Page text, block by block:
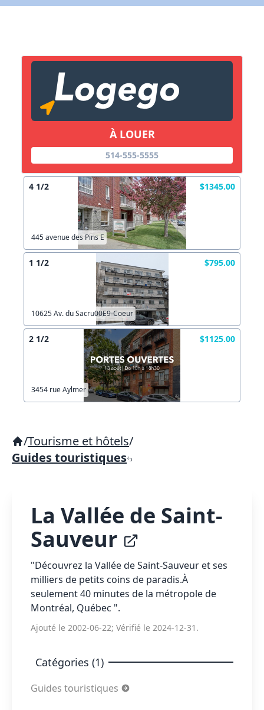
À LOUER
514-555-5555
4 1/2 $1345.00
445 avenue des Pins E
1 1/2 $795.00
10625 Av. du Sacru00E9-Coeur
2 1/2 $1125.00
3454 rue Aylmer
/Tourisme et hôtels/
Guides touristiques
La Vallée de Saint-
Sauveur
"Découvrez la Vallée de Saint-Sauveur et ses
milliers de petits coins de paradis.À
seulement 40 minutes de la métropole de
Montréal, Québec ".
Ajouté le 2002-06-22; Vérifié le 2024-12-31.
Catégories (1)
Guides touristiques
X Fermer Envoyez
Copier lien
X Fermer